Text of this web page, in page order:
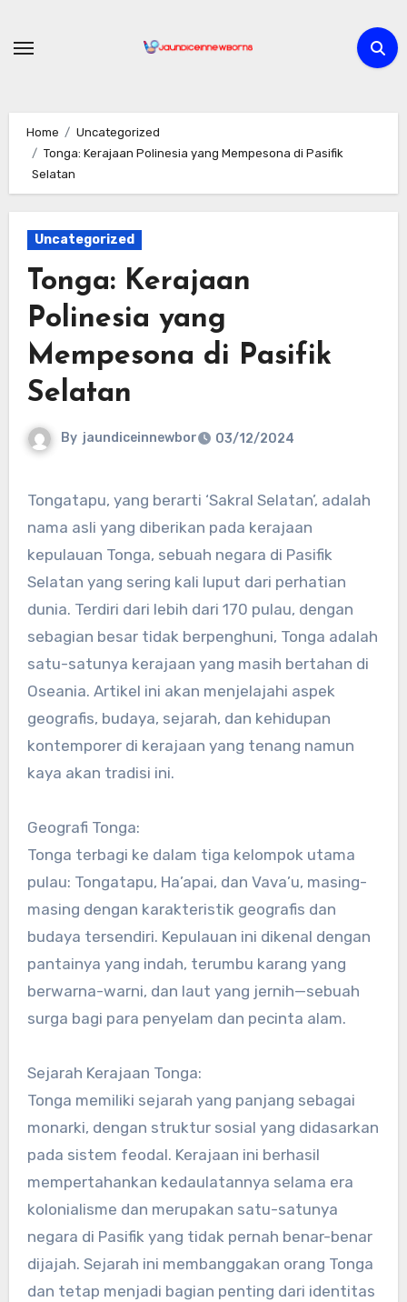
Home
Uncategorized
Tonga: Kerajaan Polinesia yang Mempesona di Pasifik
Selatan
Uncategorized
Tonga: Kerajaan
Polinesia yang
Mempesona di Pasifik
Selatan
By jaundiceinnewbor 03/12/2024
Tongatapu, yang berarti ‘Sakral Selatan’, adalah
nama asli yang diberikan pada kerajaan
kepulauan Tonga, sebuah negara di Pasifik
Selatan yang sering kali luput dari perhatian
dunia. Terdiri dari lebih dari 170 pulau, dengan
sebagian besar tidak berpenghuni, Tonga adalah
satu-satunya kerajaan yang masih bertahan di
Oseania. Artikel ini akan menjelajahi aspek
geografis, budaya, sejarah, dan kehidupan
kontemporer di kerajaan yang tenang namun
kaya akan tradisi ini.
Geografi Tonga:
Tonga terbagi ke dalam tiga kelompok utama
pulau: Tongatapu, Ha’apai, dan Vava’u, masing-
masing dengan karakteristik geografis dan
budaya tersendiri. Kepulauan ini dikenal dengan
pantainya yang indah, terumbu karang yang
berwarna-warni, dan laut yang jernih—sebuah
surga bagi para penyelam dan pecinta alam.
Sejarah Kerajaan Tonga:
Tonga memiliki sejarah yang panjang sebagai
monarki, dengan struktur sosial yang didasarkan
pada sistem feodal. Kerajaan ini berhasil
mempertahankan kedaulatannya selama era
kolonialisme dan merupakan satu-satunya
negara di Pasifik yang tidak pernah benar-benar
dijajah. Sejarah ini membanggakan orang Tonga
dan tetap menjadi bagian penting dari identitas